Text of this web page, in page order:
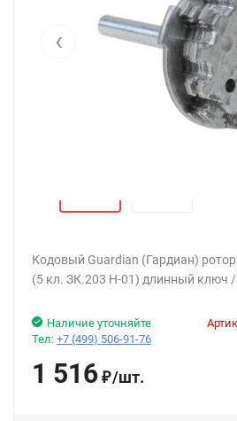
‹
Кодовый Guardian (Гардиан)
(5 кл. ЗК.203 Н-01) длинный ключ
Наличие уточняйте
Тел: +7 (499) 506-91-76
1 516 ₽/шт.